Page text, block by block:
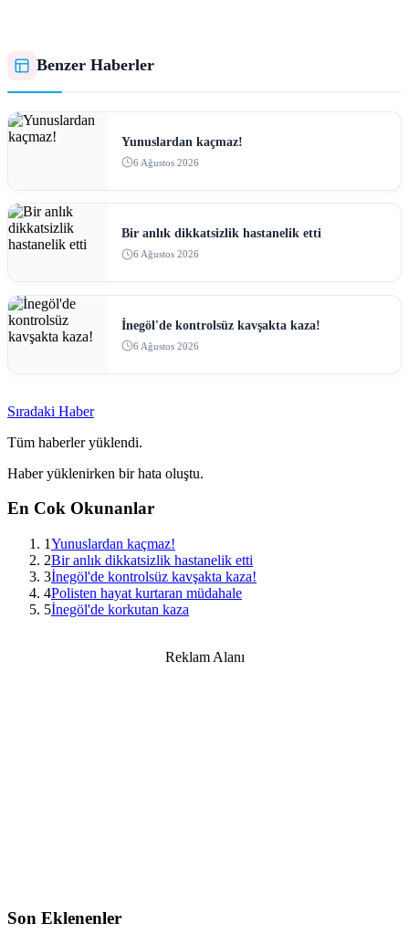
Benzer Haberler
Yunuslardan kaçmaz!
6 Ağustos 2026
Bir anlık dikkatsizlik hastanelik etti
6 Ağustos 2026
İnegöl'de kontrolsüz kavşakta kaza!
6 Ağustos 2026
Sıradaki Haber
Tüm haberler yüklendi.
Haber yüklenirken bir hata oluştu.
En Cok Okunanlar
1Yunuslardan kaçmaz!
2Bir anlık dikkatsizlik hastanelik etti
3İnegöl'de kontrolsüz kavşakta kaza!
4Polisten hayat kurtaran müdahale
5İnegöl'de korkutan kaza
Reklam Alanı
Son Eklenenler